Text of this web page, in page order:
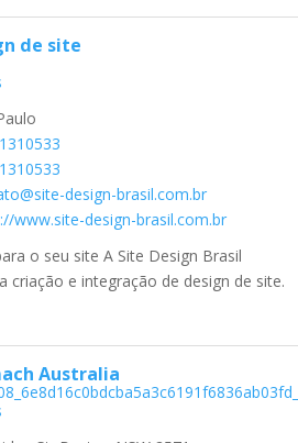
de site
design-brasil.com.br
www.site-design-brasil.com.br
o seu site A Site Design Brasil
criação e integração de design de site.
Australia